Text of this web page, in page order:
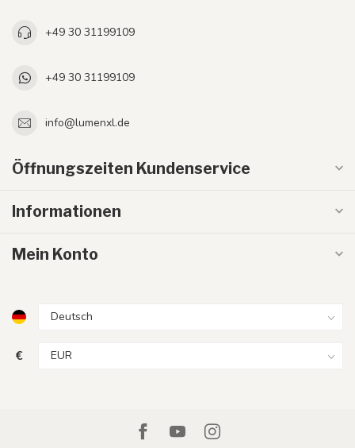
+49 30 31199109
+49 30 31199109
info@lumenxl.de
Öffnungszeiten Kundenservice
Informationen
Mein Konto
€